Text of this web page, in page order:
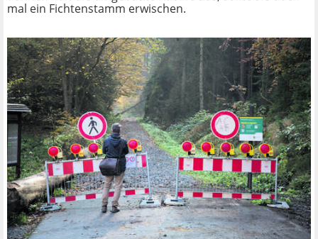
mal ein Fichtenstamm erwischen.